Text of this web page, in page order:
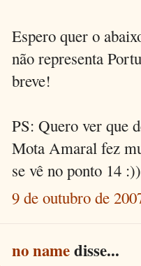
Espero quer o
não representa
breve!
PS: Quero ver que
Mota Amaral fez
se vê no ponto 14
9 de outubro de
no namedisse...